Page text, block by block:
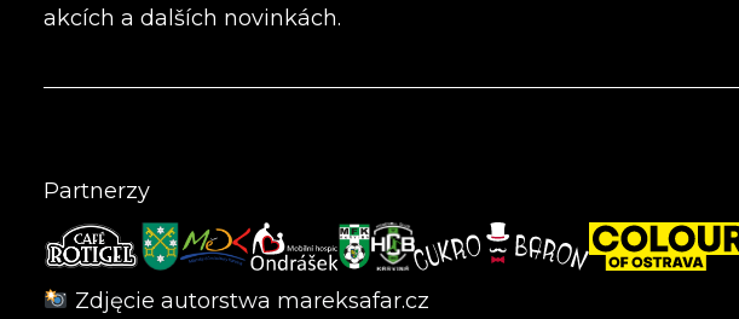
akcích a dalších novinkách.
Partnerzy
Zdjęcie autorstwa mareksafar.cz